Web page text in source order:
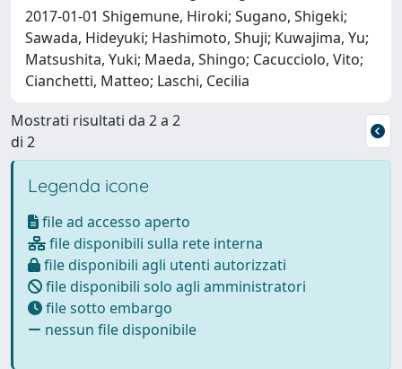
2017-01-01 Shigemune, Hiroki; Sugano, Shigeki;
Sawada, Hideyuki; Hashimoto, Shuji; Kuwajima, Yu;
Matsushita, Yuki; Maeda, Shingo; Cacucciolo, Vito;
Cianchetti, Matteo; Laschi, Cecilia
Mostrati risultati da 2 a 2
di 2
Legenda icone
file ad accesso aperto
file disponibili sulla rete interna
file disponibili agli utenti autorizzati
file disponibili solo agli amministratori
file sotto embargo
nessun file disponibile